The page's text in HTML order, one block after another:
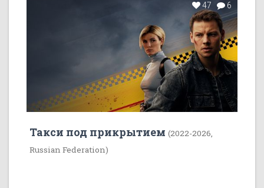
47 6
Такси под прикрытием (2022-2026,
Russian Federation)